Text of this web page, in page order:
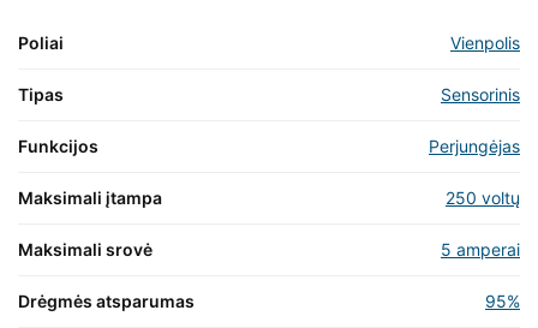
Poliai Vienpolis
Tipas Sensorinis
Funkcijos Perjungėjas
Maksimali įtampa 250 voltų
Maksimali srovė 5 amperai
Drėgmės atsparumas 95%